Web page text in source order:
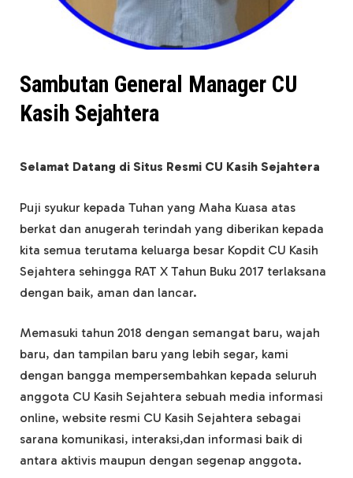
Sambutan General Manager CU
Kasih Sejahtera
Selamat Datang di Situs Resmi CU Kasih Sejahtera
Puji syukur kepada Tuhan yang Maha Kuasa atas
berkat dan anugerah terindah yang diberikan kepada
kita semua terutama keluarga besar Kopdit CU Kasih
Sejahtera sehingga RAT X Tahun Buku 2017 terlaksana
dengan baik, aman dan lancar.
Memasuki tahun 2018 dengan semangat baru, wajah
baru, dan tampilan baru yang lebih segar, kami
dengan bangga mempersembahkan kepada seluruh
anggota CU Kasih Sejahtera sebuah media informasi
online, website resmi CU Kasih Sejahtera sebagai
sarana komunikasi, interaksi,dan informasi baik di
antara aktivis maupun dengan segenap anggota.